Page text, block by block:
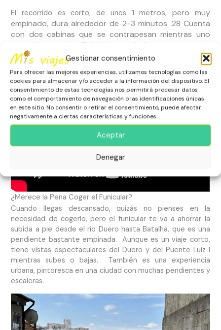
Gestionar consentimiento
Para ofrecer las mejores experiencias, utilizamos tecnologías como las
cookies para almacenar y/o acceder a la información del dispositivo. El
consentimiento de estas tecnologías nos permitirá procesar datos
como el comportamiento de navegación o las identificaciones únicas
en este sitio. No consentir o retirar el consentimiento, puede afectar
negativamente a ciertas características y funciones.
Aceptar
Denegar
El recorrido es corto, de unos 1 metros, pero muy
empinado, dura alrededor de 2-3 minutos. 28 Cuenta
con dos cabinas que se contrapesan mientras uno
sube, el otro baja. El funicular suele funcionar entre las
8 de la mañana hasta la tarde-noche, con variaciones
según la temporada.
¿Merece la Pena Coger el Funicular?
Cuando llegas descansado, quizás no pienses en la
necesidad de cogerlo, pero el funicular te va a ahorrar la
subida a pie desde el río Duero hasta Batalha, que es una
pendiente bastante empinada. Aunque es un viaje corto,
tiene vistas espectaculares del Duero y del Puente Luiz I
mientras subes o bajas. También es una experiencia
urbana, pintoresca en una ciudad con muchas pendientes y
escaleras.